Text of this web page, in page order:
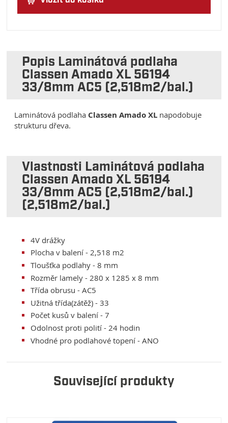
Popis Laminátová podlaha
Classen Amado XL 56194
33/8mm AC5 (2,518m2/bal.)
Laminátová podlaha Classen Amado XL napodobuje
strukturu dřeva.
Vlastnosti Laminátová podlaha
Classen Amado XL 56194
33/8mm AC5 (2,518m2/bal.)
(2,518m2/bal.)
4V drážky
Plocha v balení - 2,518 m2
Tloušťka podlahy - 8 mm
Rozměr lamely - 280 x 1285 x 8 mm
Třída obrusu - AC5
Užitná třída(zátěž) - 33
Počet kusů v balení - 7
Odolnost proti polití - 24 hodin
Vhodné pro podlahové topení - ANO
Související produkty